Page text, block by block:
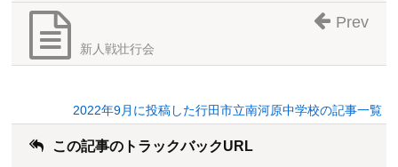
新人戦壮行会
Prev
2022年9月に投稿した行田市立南河原中学校の記事一覧
この記事のトラックバックURL